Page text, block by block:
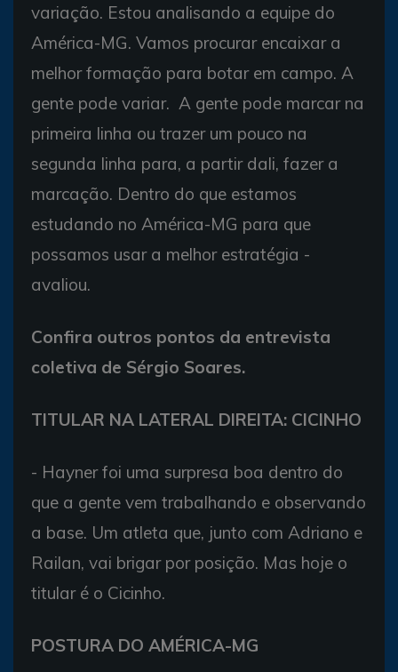
variação. Estou analisando a equipe do
América-MG. Vamos procurar encaixar a
melhor formação para botar em campo. A
gente pode variar. A gente pode marcar na
primeira linha ou trazer um pouco na
segunda linha para, a partir dali, fazer a
marcação. Dentro do que estamos
estudando no América-MG para que
possamos usar a melhor estratégia -
avaliou.
Confira outros pontos da entrevista
coletiva de Sérgio Soares.
TITULAR NA LATERAL DIREITA: CICINHO
- Hayner foi uma surpresa boa dentro do
que a gente vem trabalhando e observando
a base. Um atleta que, junto com Adriano e
Railan, vai brigar por posição. Mas hoje o
titular é o Cicinho.
POSTURA DO AMÉRICA-MG